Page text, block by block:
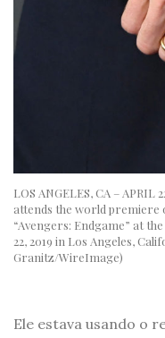
LOS ANGELES, CA –
attends the world premiere
“Avengers: Endgame” at
22, 2019 in Los Angeles,
Granitz/WireImage)
Ele estava usando o